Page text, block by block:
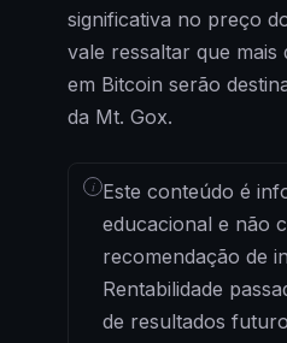
significativa no preço
vale ressaltar que
em Bitcoin serão
da Mt. Gox.
i Este conteúdo é
educacional e não
recomendação de
Rentabilidade
de resultados